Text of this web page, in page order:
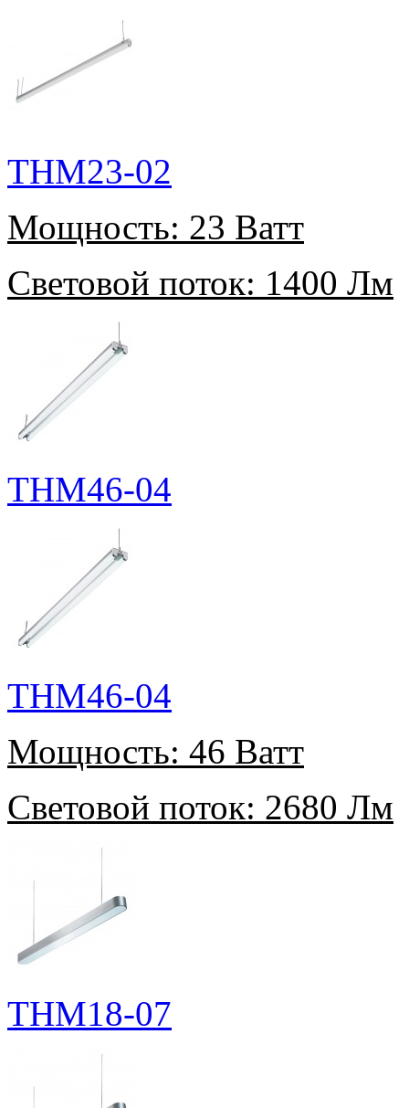
THM23-02
Мощность: 23 Ватт
Световой поток: 1400 Лм
THM46-04
THM46-04
Мощность: 46 Ватт
Световой поток: 2680 Лм
THM18-07